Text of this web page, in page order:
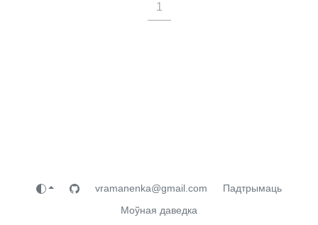
1
vramanenka@gmail.com
Падтрымаць
Моўная даведка